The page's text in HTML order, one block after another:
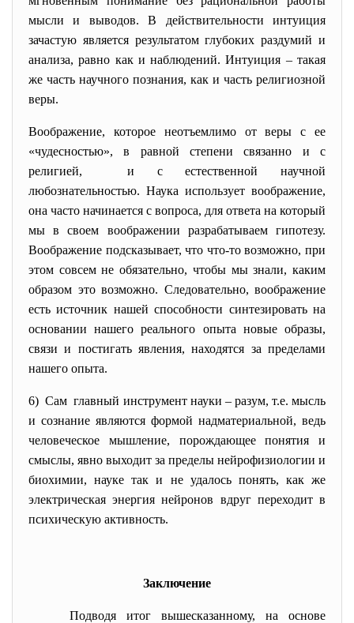
мысли и выводов. В действительности интуиция
зачастую является результатом глубоких раздумий и
анализа, равно как и наблюдений. Интуиция – такая
же часть научного познания, как и часть религиозной
веры.
Воображение, которое неотъемлимо от веры с ее
«чудесностью», в равной степени связанно и с
религией, и с естественной научной
любознательностью. Наука использует воображение,
она часто начинается с вопроса, для ответа на который
мы в своем воображении разрабатываем гипотезу.
Воображение подсказывает, что что-то возможно, при
этом совсем не обязательно, чтобы мы знали, каким
образом это возможно. Следовательно, воображение
есть источник нашей способности синтезировать на
основании нашего реального опыта новые образы,
связи и постигать явления, находятся за пределами
нашего опыта.
6) Сам главный инструмент науки – разум, т.е. мысль
и сознание являются формой надматериальной, ведь
человеческое мышление, порождающее понятия и
смыслы, явно выходит за пределы нейрофизиологии и
биохимии, науке так и не удалось понять, как же
электрическая энергия нейронов вдруг переходит в
психическую активность.
Заключение
Подводя итог вышесказанному, на основе